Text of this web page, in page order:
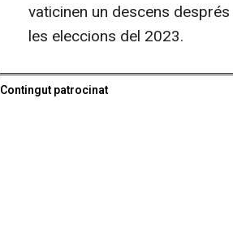
vaticinen un descens
les eleccions del 2023.
Contingut patrocinat